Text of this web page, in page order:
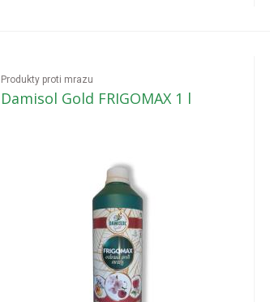
Produkty proti mrazu
Damisol Gold FRIGOMAX 1 l